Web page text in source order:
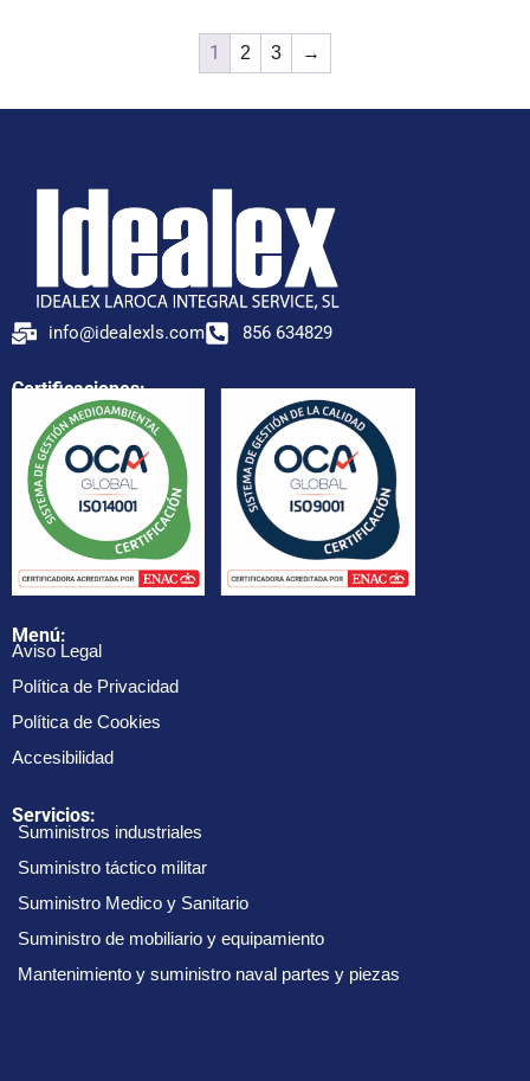
1 2 3 →
info@idealexls.com 856 634829
Certificaciones:
Menú:
Aviso Legal
Política de Privacidad
Política de Cookies
Accesibilidad
Servicios:
Suministros industriales
Suministro táctico militar
Suministro Medico y Sanitario
Suministro de mobiliario y equipamiento
Mantenimiento y suministro naval partes y piezas